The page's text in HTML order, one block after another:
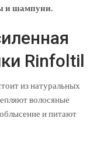
и шампуни.
Rinfoltil
из натуральных
волосяные
и питают